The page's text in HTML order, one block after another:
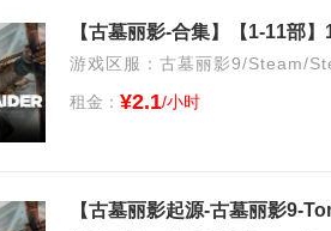
【古墓丽影-合集】【1-11部
游戏区服：古墓丽影9/Steam/
租金： ¥2.1/小时
【古墓丽影起源-古墓丽影9-